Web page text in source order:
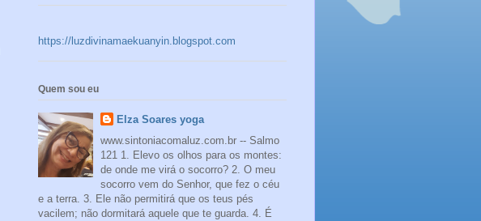
https://luzdivinamaekuanyin.blogspot.com
Quem sou eu
Elza Soares yoga
www.sintoniacomaluz.com.br -- Salmo
121 1. Elevo os olhos para os montes:
de onde me virá o socorro? 2. O meu
socorro vem do Senhor, que fez o céu
e a terra. 3. Ele não permitirá que os teus pés
vacilem; não dormitará aquele que te guarda. 4. É